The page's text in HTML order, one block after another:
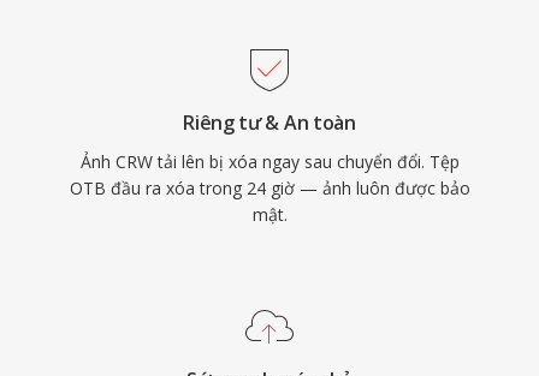
Riêng tư & An toàn
Ảnh CRW tải lên bị xóa ngay sau chuyển đổi. Tệp
OTB đầu ra xóa trong 24 giờ — ảnh luôn được bảo
mật.